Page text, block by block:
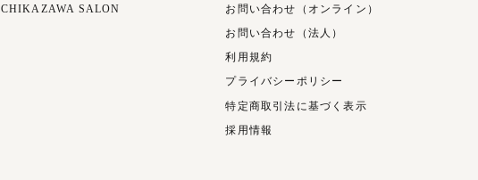
CHIKAZAWA SALON
お問い合わせ（オンライン）
お問い合わせ（法人）
利用規約
プライバシーポリシー
特定商取引法に基づく表示
採用情報